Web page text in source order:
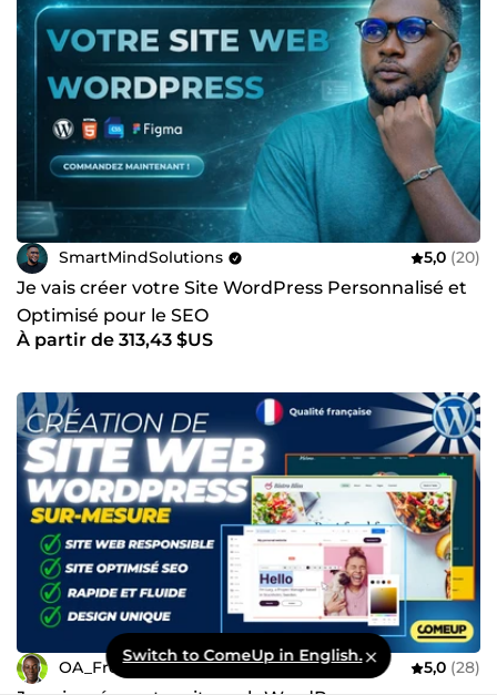
SmartMindSolutions 5,0 (20)
Je vais créer votre Site WordPress Personnalisé et
Optimisé pour le SEO
À partir de 313,43 $US
OA_Freelance 5,0 (28)
Switch to ComeUp in English.